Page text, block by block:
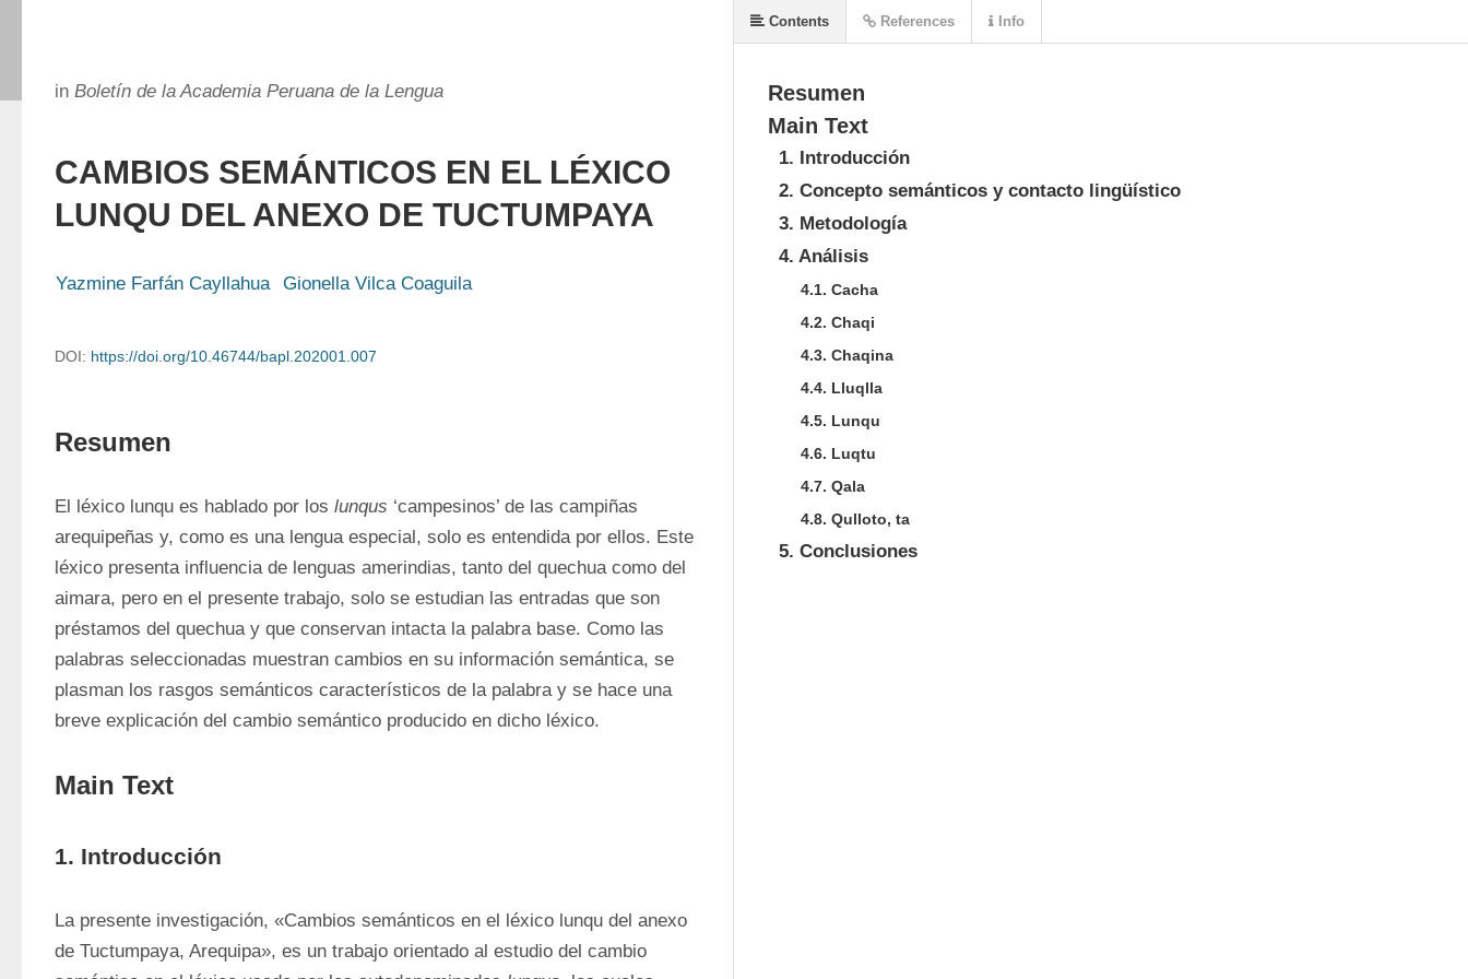
in Boletín de la Academia Peruana de la Lengua
CAMBIOS SEMÁNTICOS EN EL LÉXICO
LUNQU DEL ANEXO DE TUCTUMPAYA
Yazmine Farfán Cayllahua Gionella Vilca Coaguila
DOI: https://doi.org/10.46744/bapl.202001.007
Resumen
El léxico lunqu es hablado por los lunqus ‘campesinos’ de las campiñas
arequipeñas y, como es una lengua especial, solo es entendida por ellos. Este
léxico presenta influencia de lenguas amerindias, tanto del quechua como del
aimara, pero en el presente trabajo, solo se estudian las entradas que son
préstamos del quechua y que conservan intacta la palabra base. Como las
palabras seleccionadas muestran cambios en su información semántica, se
plasman los rasgos semánticos característicos de la palabra y se hace una
breve explicación del cambio semántico producido en dicho léxico.
Main Text
1. Introducción
La presente investigación, «Cambios semánticos en el léxico lunqu del anexo
de Tuctumpaya, Arequipa», es un trabajo orientado al estudio del cambio
Resumen
Main Text
1. Introducción
2. Concepto semánticos y contacto lingüístico
3. Metodología
4. Análisis
4.1. Cacha
4.2. Chaqi
4.3. Chaqina
4.4. Lluqlla
4.5. Lunqu
4.6. Luqtu
4.7. Qala
4.8. Qulloto, ta
5. Conclusiones
Contents References Info